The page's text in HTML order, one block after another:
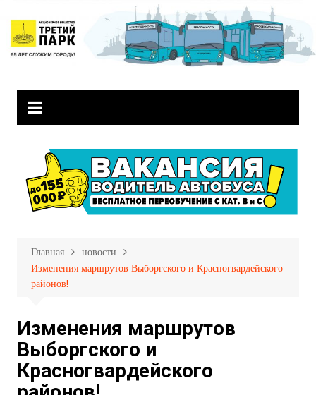
содержимому
Главная
новости
Изменения маршрутов Выборгского и Красногвардейского
районов!
Изменения маршрутов
Выборгского и
Красногвардейского